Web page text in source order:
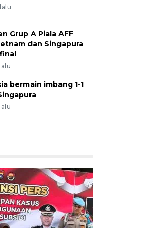
Grup A Piala AFF
dan Singapura
bermain imbang 1-1